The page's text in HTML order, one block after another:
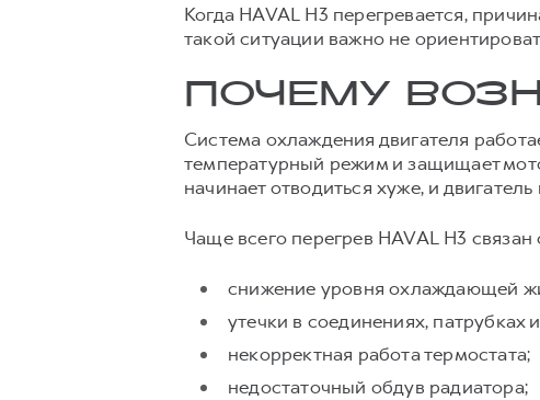
Когда HAVAL H3 перегревается,
такой ситуации важно не
ПОЧЕМУ
Система охлаждения двигателя
температурный режим и защищает
начинает отводиться хуже, и двигатель
Чаще всего перегрев HAVAL H3
снижение уровня охлаждающей
утечки в соединениях, патрубках
некорректная работа термостата;
недостаточный обдув радиатора;